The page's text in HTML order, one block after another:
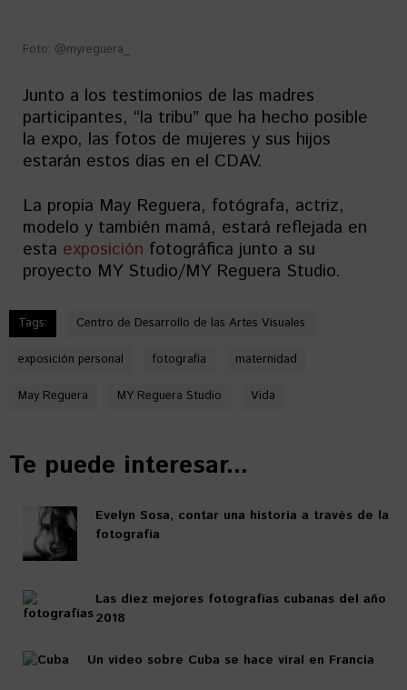
Foto: @myreguera_
Junto a los testimonios de las madres
participantes, “la tribu” que ha hecho posible
la expo, las fotos de mujeres y sus hijos
estarán estos días en el CDAV.
La propia May Reguera, fotógrafa, actriz,
modelo y también mamá, estará reflejada en
esta exposición fotográfica junto a su
proyecto MY Studio/MY Reguera Studio.
Tags: Centro de Desarrollo de las Artes Visuales
exposición personal fotografía maternidad
May Reguera MY Reguera Studio Vida
Te puede interesar...
Evelyn Sosa, contar una historia a través de la
fotografía
Las diez mejores fotografías cubanas del año
2018
Un video sobre Cuba se hace viral en Francia